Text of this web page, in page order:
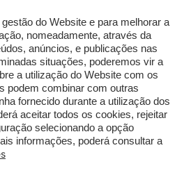
Perfumes árabes
Novidades
Melhores Perfumes
Femininos
TOP 10: Perfumes
Masculinos
Pestanas Postiças
Creme Rosto Homem